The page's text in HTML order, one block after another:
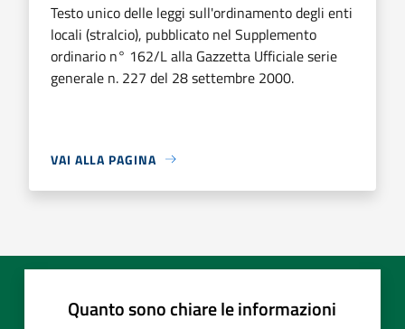
Testo unico delle leggi sull'ordinamento degli enti
locali (stralcio), pubblicato nel Supplemento
ordinario n° 162/L alla Gazzetta Ufficiale serie
generale n. 227 del 28 settembre 2000.
VAI ALLA PAGINA
Quanto sono chiare le informazioni